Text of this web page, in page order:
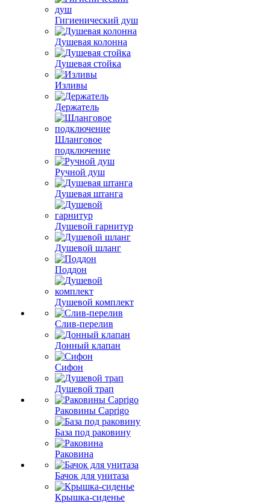
Гигиенический душ
Душевая колонна
Душевая стойка
Изливы
Держатель
Шланговое
подключение
Ручной душ
Душевая штанга
Душевой гарнитур
Душевой шланг
Поддон
Душевой комплект
Слив-перелив
Донный клапан
Сифон
Душевой трап
Раковины Caprigo
База под раковину
Раковина
Бачок для унитаза
Крышка-сиденье